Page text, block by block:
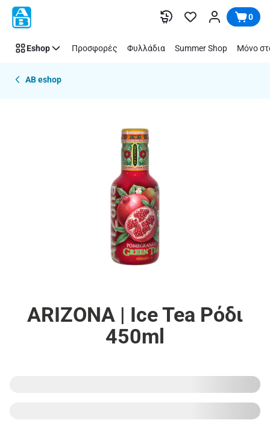
Παράλειψη 0
Eshop Προσφορές Φυλλάδια Summer Shop Μόνο
AB eshop
ARIZONA | Ice Tea Ρόδι
450ml